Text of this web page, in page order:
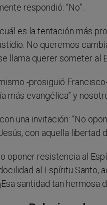
respondió: “No”.
es la tentación más
No queremos
llama querer someter al
-prosiguió
más evangélica” y
una invitación: “No
con aquella libertad
oponer resistencia al
al Espíritu Santo,
santidad tan hermosa